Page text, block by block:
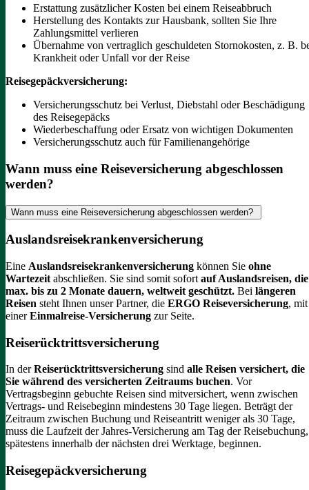
Erstattung zusätzlicher Kosten bei einem Reiseabbruch
Herstellung des Kontakts zur Hausbank, sollten Sie Ihre
Zahlungsmittel verlieren
Übernahme von vertraglich geschuldeten Stornokosten, z. B.
Krankheit oder Unfall vor der Reise
Reisegepäckversicherung:
Versicherungsschutz bei Verlust, Diebstahl oder Beschädigung
des Reisegepäcks
Wiederbeschaffung oder Ersatz von wichtigen Dokumenten
Versicherungsschutz auch für Familienangehörige
Wann muss eine Reiseversicherung abgeschlossen
werden?
Wann muss eine Reiseversicherung abgeschlossen werden?
Auslandsreisekrankenversicherung
Eine Auslandsreisekrankenversicherung können Sie ohne
Wartezeit abschließen. Sie sind somit sofort auf Auslandsreisen, die
max. bis zu 2 Monate dauern, weltweit geschützt. Bei längeren
Reisen steht Ihnen unser Partner, die ERGO Reiseversicherung, mit
einerEinmalreise-Versicherung zur Seite.
Reiserücktrittsversicherung
In derReiserücktrittsversicherung sind alle Reisen versichert, die
Sie während des versicherten Zeitraums buchen. Vor
Vertragsbeginn gebuchte Reisen sind mitversichert, wenn zwischen
Vertrags- und Reisebeginn mindestens 30 Tage liegen. Beträgt der
Zeitraum zwischen Buchung und Reiseantritt weniger als 30 Tage,
muss die Laufzeit der Jahres-Versicherung am Tag der Reisebuchung,
spätestens innerhalb der nächsten drei Werktage, beginnen.
Reisegepäckversicherung